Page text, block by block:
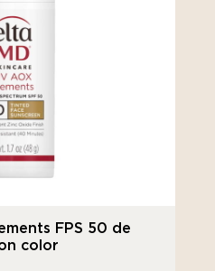
FPS 50 de
color